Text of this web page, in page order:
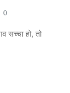
0
सच्चा हो, तो